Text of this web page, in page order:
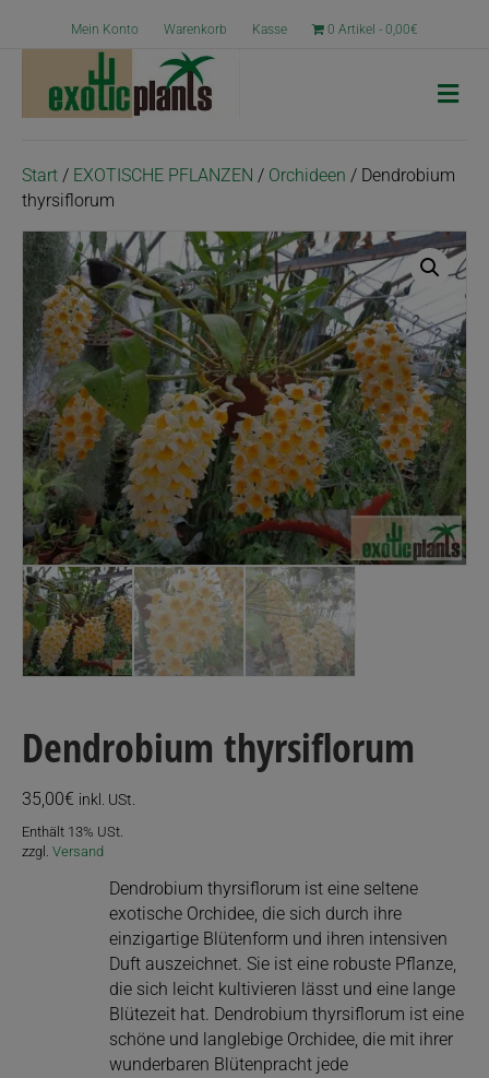
Mein Konto Warenkorb Kasse 0 Artikel 0,00€
N
a
i
o
n
Start / EXOTISCHE PFLANZEN / Orchideen / Dendrobium
thyrsiflorum
Dendrobium thyrsiflorum
35,00€ inkl. USt.
Enthält 13% USt.
zzgl. Versand
Dendrobium thyrsiflorum ist eine seltene
exotische Orchidee, die sich durch ihre
einzigartige Blütenform und ihren intensiven
Duft auszeichnet. Sie ist eine robuste Pflanze,
die sich leicht kultivieren lässt und eine lange
Blütezeit hat. Dendrobium thyrsiflorum ist eine
schöne und langlebige Orchidee, die mit ihrer
wunderbaren Blütenpracht jede